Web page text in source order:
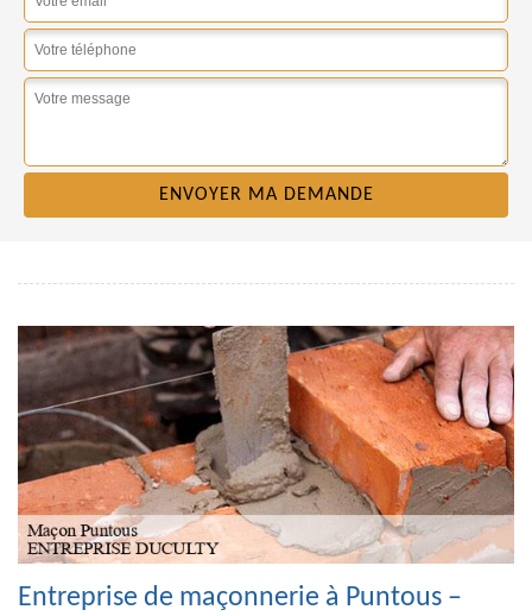
Entreprise de maçonnerie à Puntous –